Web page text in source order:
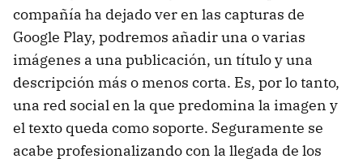
compañía ha dejado ver en las capturas de
Google Play, podremos añadir una o varias
imágenes a una publicación, un título y una
descripción más o menos corta. Es, por lo tanto,
una red social en la que predomina la imagen y
el texto queda como soporte. Seguramente se
acabe profesionalizando con la llegada de los